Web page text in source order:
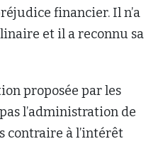
financier. Il n’a
et il a reconnu sa
proposée par les
l’administration de
contraire à l’intérêt